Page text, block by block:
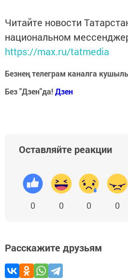
Читайте новости
национальном
https://max.ru/tatmedia
Безнең телеграм каналга
Без "Дзен"да!Дзен
Оставляйте реакции
0 0 0 0
Расскажите друзьям